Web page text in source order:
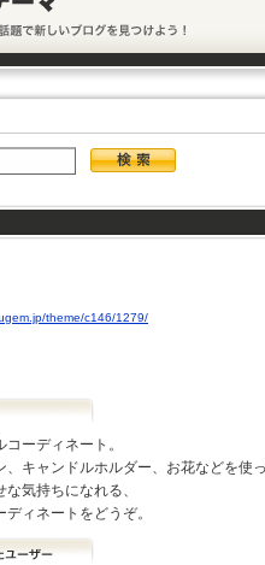
theme/c146/1279/
ーディネート。
キャンドルホルダー、お花などを使っ
気持ちになれる、
ィネートをどうぞ。